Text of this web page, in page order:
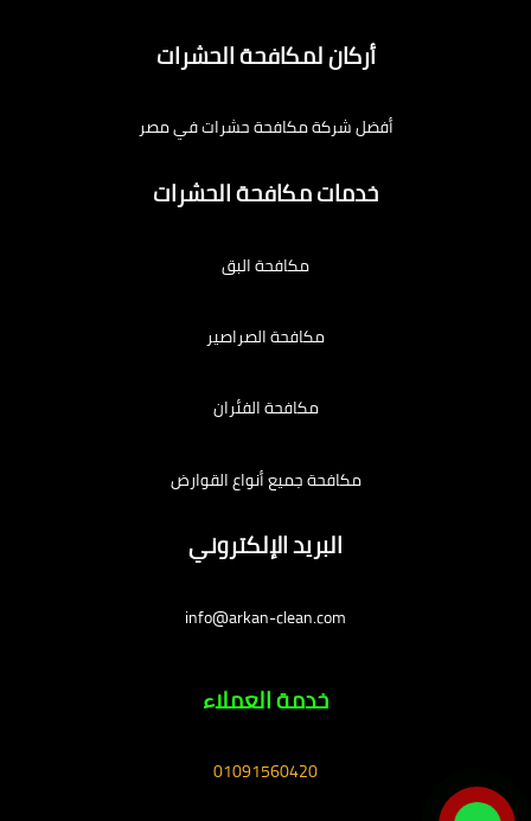
أركان لمكافحة الحشرات
أفضل شركة مكافحة حشرات في مصر
خدمات مكافحة الحشرات
مكافحة البق
مكافحة الصراصير
مكافحة الفئران
مكافحة جميع أنواع القوارض
البريد الإلكتروني
info@arkan-clean.com
خدمة العملاء
01091560420